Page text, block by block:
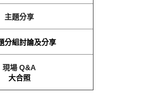
主題分享
分組討論及分享
現場 Q&A
大合照